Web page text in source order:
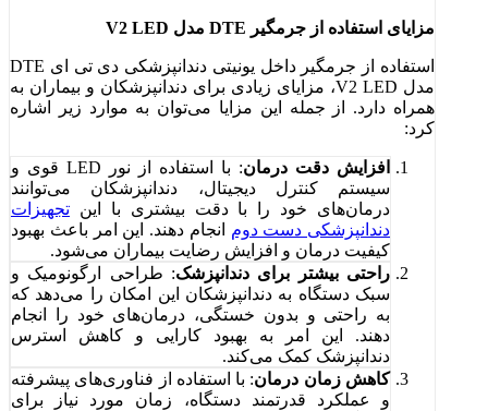
مزایای استفاده از جرمگیر DTE مدل V2 LED
استفاده از جرمگیر داخل یونیتی دندانپزشکی دی تی ای DTE
مدل V2 LED، مزایای زیادی برای دندانپزشکان و بیماران به
همراه دارد. از جمله این مزایا می‌توان به موارد زیر اشاره
کرد:
افزایش دقت درمان
: با استفاده از نور LED قوی و
سیستم کنترل دیجیتال، دندانپزشکان می‌توانند
درمان‌های خود را با دقت بیشتری با این تجهیزات
دندانپزشکی دست دوم انجام دهند. این امر باعث بهبود
کیفیت درمان و افزایش رضایت بیماران می‌شود.
راحتی بیشتر برای دندانپزشک: طراحی ارگونومیک و
سبک دستگاه به دندانپزشکان این امکان را می‌دهد که
به راحتی و بدون خستگی، درمان‌های خود را انجام
دهند. این امر به بهبود کارایی و کاهش استرس
دندانپزشک کمک می‌کند.
کاهش زمان درمان: با استفاده از فناوری‌های پیشرفته
و عملکرد قدرتمند دستگاه، زمان مورد نیاز برای